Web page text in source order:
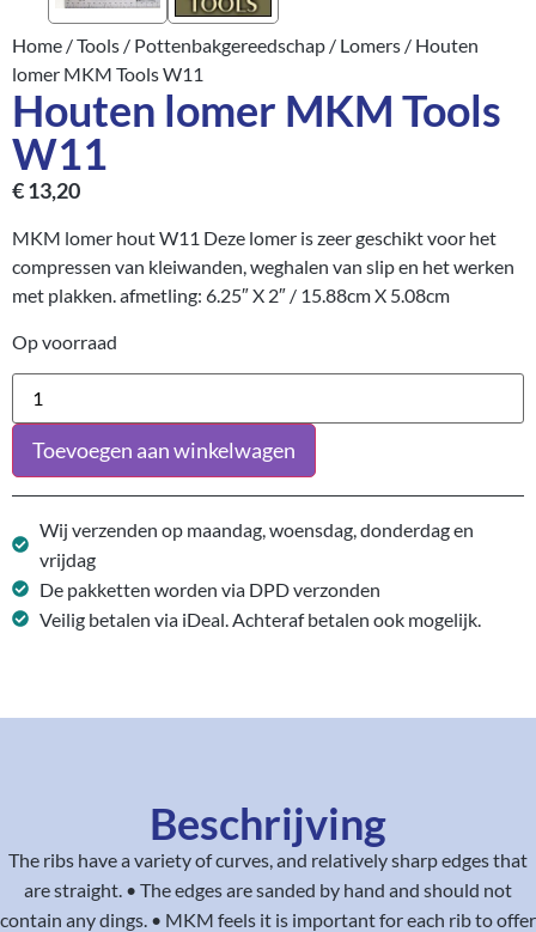
Home /Tools / Pottenbakgereedschap / Lomers / Houten
lomer MKM Tools W11
Houten lomer MKM Tools
W11
€13,20
MKM lomer hout W11 Deze lomer is zeer geschikt voor het
compressen van kleiwanden, weghalen van slip en het werken
met plakken. afmetling: 6.25″ X 2″ / 15.88cm X 5.08cm
Op voorraad
Toevoegen aan winkelwagen
Wij verzenden op maandag, woensdag, donderdag en
vrijdag
De pakketten worden via DPD verzonden
Veilig betalen via iDeal. Achteraf betalen ook mogelijk.
Beschrijving
The ribs have a variety of curves, and relatively sharp edges that
are straight. • The edges are sanded by hand and should not
contain any dings. • MKM feels it is important for each rib to offer